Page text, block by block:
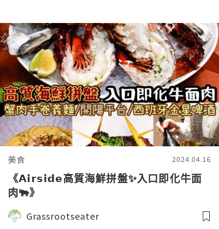
美食 2024.04.16
《𝗔𝗶𝗿𝘀𝗶𝗱𝗲高質海鮮拼盤✨入口即化牛面
肉🐃》
Grassrootseater